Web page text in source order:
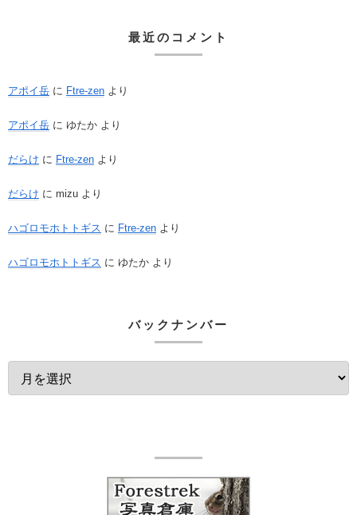
最近のコメント
アポイ岳 に Ftre-zen より
アポイ岳 に ゆたか より
だらけ に Ftre-zen より
だらけ に mizu より
ハゴロモホトトギス に Ftre-zen より
ハゴロモホトトギス に ゆたか より
バックナンバー